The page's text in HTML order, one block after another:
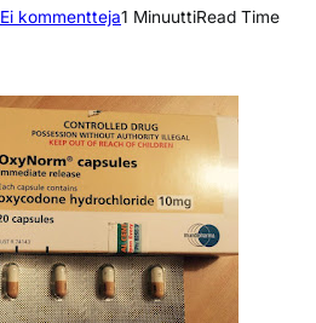
Ei kommenttejaa
k
k
l
i
i
n
1 MinuuttiRead Time